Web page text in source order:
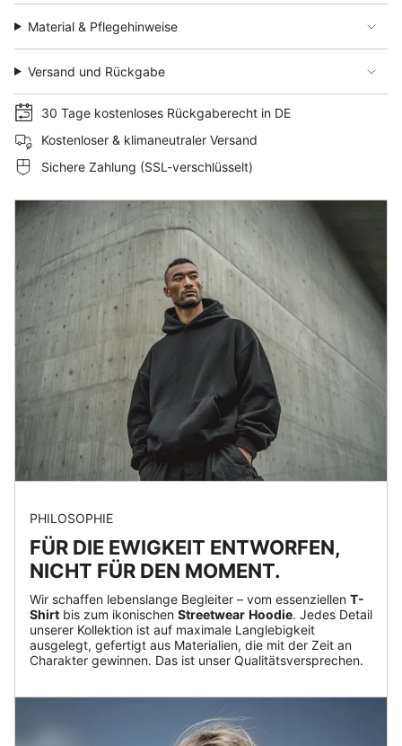
Material & Pflegehinweise
Versand und Rückgabe
30 Tage kostenloses Rückgaberecht in DE
Kostenloser & klimaneutraler Versand
Sichere Zahlung (SSL-verschlüsselt)
PHILOSOPHIE
FÜR DIE EWIGKEIT ENTWORFEN,
NICHT FÜR DEN MOMENT.
Wir schaffen lebenslange Begleiter – vom essenziellen T-
Shirt bis zum ikonischen Streetwear Hoodie. Jedes Detail
unserer Kollektion ist auf maximale Langlebigkeit
ausgelegt, gefertigt aus Materialien, die mit der Zeit an
Charakter gewinnen. Das ist unser Qualitätsversprechen.